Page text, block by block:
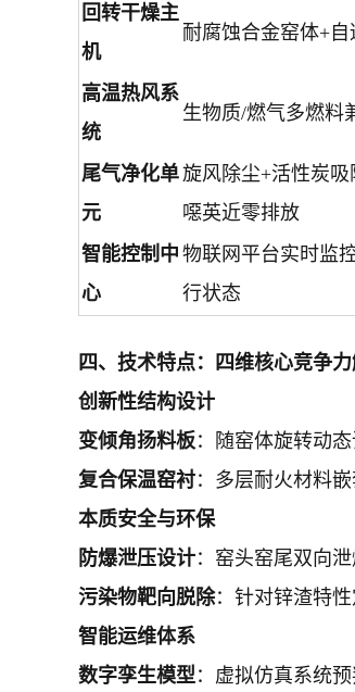
回转干燥主
机
耐腐蚀合金窑体+
高温热风系
统
生物质/燃气多燃料
尾气净化单
元
旋风除尘+活性炭
噁英近零排放
智能控制中
心
物联网平台实时监
行状态
四、 技术特点：四维核心竞争
创新性结构设计
变倾角扬料板 ：随窑体旋转动
复合保温窑衬：多层耐火材料
本质安全与环保
防爆泄压设计：窑头窑尾双向
污染物靶向脱除：针对锌渣特
智能运维体系
数字孪生模型 ：虚拟仿真系统